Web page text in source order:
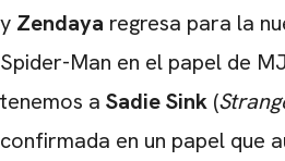
y Zendaya regresa para la
Spider-Man en el papel de
tenemos a Sadie Sink (
confirmada en un papel que